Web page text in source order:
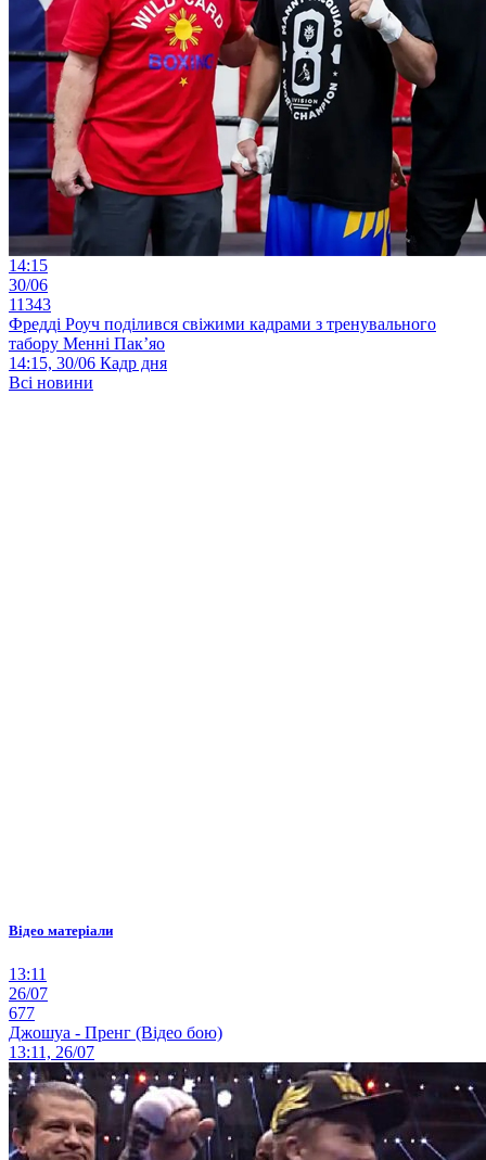
14:15
30/06
11343
Фредді Роуч поділився свіжими кадрами з тренувального
табору Менні Пак’яо
14:15, 30/06 Кадр дня
Всі новини
Відео матеріали
13:11
26/07
677
Джошуа - Пренг (Відео бою)
13:11, 26/07